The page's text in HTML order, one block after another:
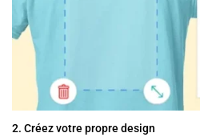
2. Créez votre propre design